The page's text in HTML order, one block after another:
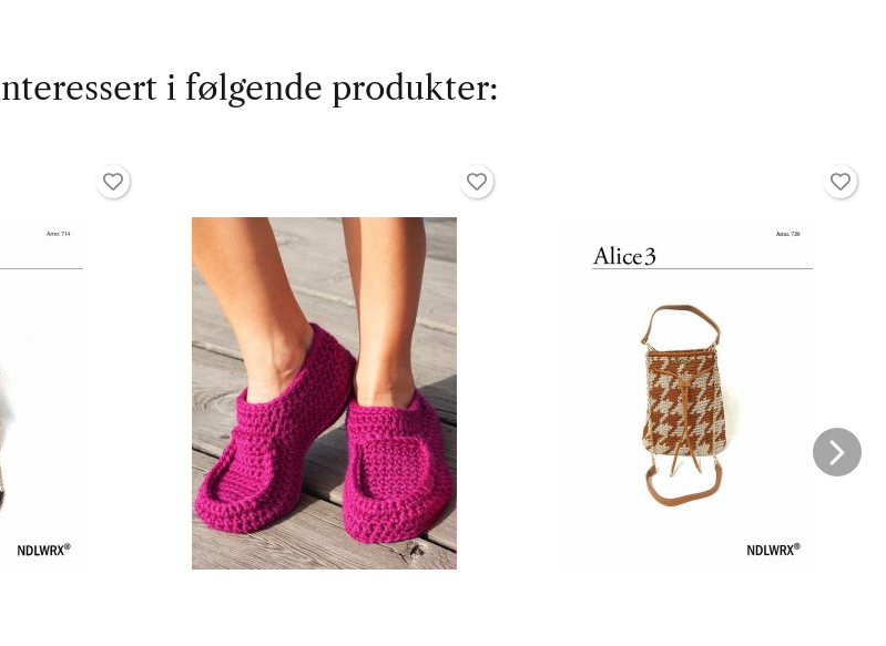
i følgende produkter: